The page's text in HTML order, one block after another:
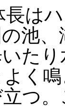
長は
池
た
く
つ